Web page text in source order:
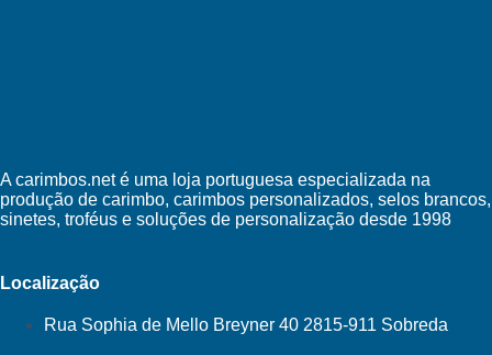
A carimbos.net é uma loja portuguesa especializada na
produção de carimbo, carimbos personalizados, selos brancos,
sinetes, troféus e soluções de personalização desde 1998
Localização
Rua Sophia de Mello Breyner 40 2815-911 Sobreda